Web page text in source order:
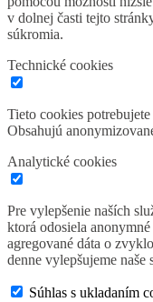
v dolnej časti tejto
súkromia.
Technické cookies
Tieto cookies
Obsahujú
Analytické cookies
Pre vylepšenie naších
ktorá odosiela
agregované dáta o
denne vylepšujeme naše
Súhlas s ukladaním